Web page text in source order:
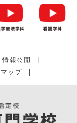
情報公開
ップ